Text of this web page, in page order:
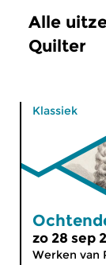
Alle
Quilter
Klassiek
zo 28 sep
Werken van